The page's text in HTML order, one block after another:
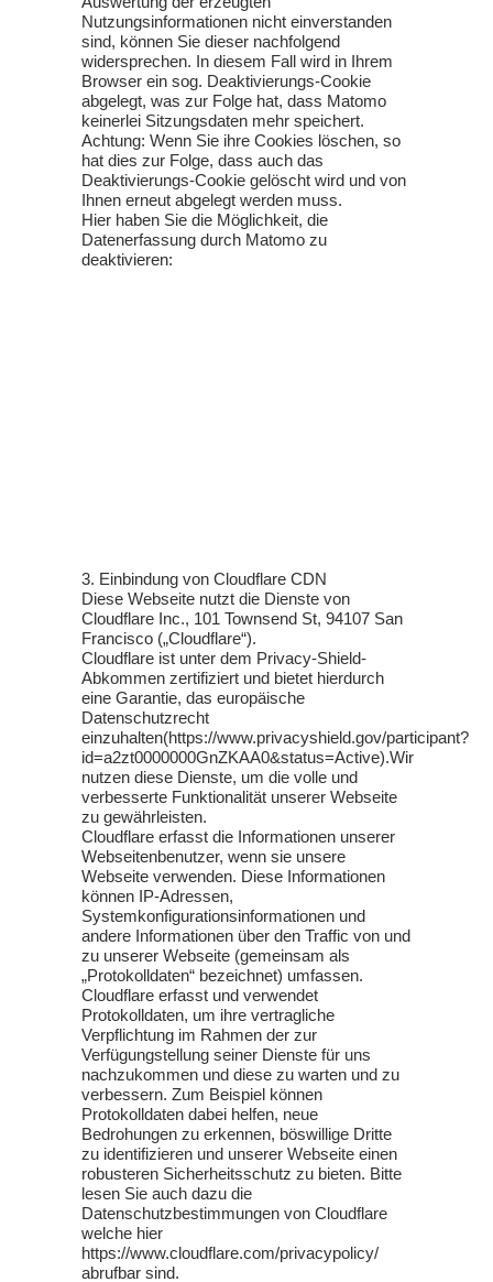
Nutzungsinformationen nicht einverstanden
sind, können Sie dieser nachfolgend
widersprechen. In diesem Fall wird in Ihrem
Browser ein sog. Deaktivierungs-Cookie
abgelegt, was zur Folge hat, dass Matomo
keinerlei Sitzungsdaten mehr speichert.
Achtung: Wenn Sie ihre Cookies löschen, so
hat dies zur Folge, dass auch das
Deaktivierungs-Cookie gelöscht wird und von
Ihnen erneut abgelegt werden muss.
Hier haben Sie die Möglichkeit, die
Datenerfassung durch Matomo zu
deaktivieren:
3. Einbindung von Cloudflare CDN
Diese Webseite nutzt die Dienste von
Cloudflare Inc., 101 Townsend St, 94107 San
Francisco („Cloudflare“).
Cloudflare ist unter dem Privacy-Shield-
Abkommen zertifiziert und bietet hierdurch
eine Garantie, das europäische
Datenschutzrecht
einzuhalten(https://www.privacyshield.gov/participant?
id=a2zt0000000GnZKAA0&status=Active).Wir
nutzen diese Dienste, um die volle und
verbesserte Funktionalität unserer Webseite
zu gewährleisten.
Cloudflare erfasst die Informationen unserer
Webseitenbenutzer, wenn sie unsere
Webseite verwenden. Diese Informationen
können IP-Adressen,
Systemkonfigurationsinformationen und
andere Informationen über den Traffic von und
zu unserer Webseite (gemeinsam als
„Protokolldaten“ bezeichnet) umfassen.
Cloudflare erfasst und verwendet
Protokolldaten, um ihre vertragliche
Verpflichtung im Rahmen der zur
Verfügungstellung seiner Dienste für uns
nachzukommen und diese zu warten und zu
verbessern. Zum Beispiel können
Protokolldaten dabei helfen, neue
Bedrohungen zu erkennen, böswillige Dritte
zu identifizieren und unserer Webseite einen
robusteren Sicherheitsschutz zu bieten. Bitte
lesen Sie auch dazu die
Datenschutzbestimmungen von Cloudflare
welche hier
https://www.cloudflare.com/privacypolicy/
abrufbar sind.